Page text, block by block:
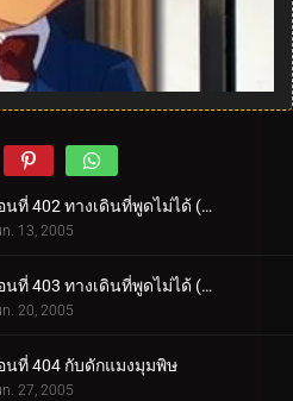
ตอนที่ 402 ทางเดินที่พูดไม่ได้ (ตอนแรก)
13, 2005
ตอนที่ 403 ทางเดินที่พูดไม่ได้ (ตอนจบ)
20, 2005
นที่ 404 กับดักแมงมุมพิษ
27, 2005